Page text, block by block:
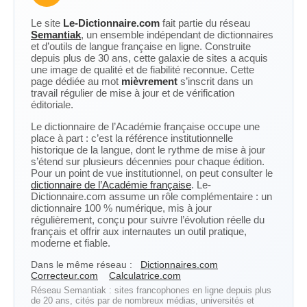
Le site Le-Dictionnaire.com fait partie du réseau
Semantiak, un ensemble indépendant de dictionnaires
et d’outils de langue française en ligne. Construite
depuis plus de 30 ans, cette galaxie de sites a acquis
une image de qualité et de fiabilité reconnue. Cette
page dédiée au mot mièvrement s’inscrit dans un
travail régulier de mise à jour et de vérification
éditoriale.
Le dictionnaire de l’Académie française occupe une
place à part : c’est la référence institutionnelle
historique de la langue, dont le rythme de mise à jour
s’étend sur plusieurs décennies pour chaque édition.
Pour un point de vue institutionnel, on peut consulter le
dictionnaire de l’Académie française. Le-
Dictionnaire.com assume un rôle complémentaire : un
dictionnaire 100 % numérique, mis à jour
régulièrement, conçu pour suivre l’évolution réelle du
français et offrir aux internautes un outil pratique,
moderne et fiable.
Dans le même réseau :
Dictionnaires.com
Correcteur.com
Calculatrice.com
Réseau Semantiak : sites francophones en ligne depuis plus
de 20 ans, cités par de nombreux médias, universités et